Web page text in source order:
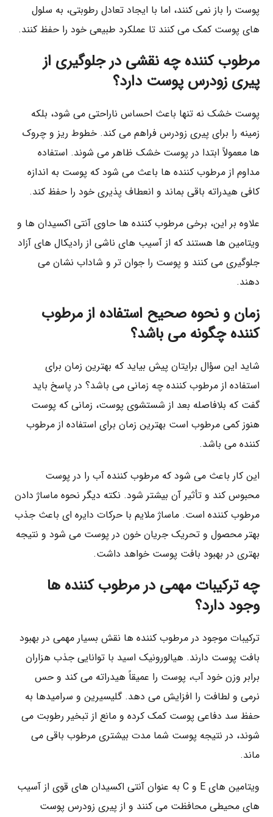
پوست را باز نمی‌ کنند، اما با ایجاد تعادل رطوبتی، به سلول‌
های پوست کمک می‌ کنند تا عملکرد طبیعی خود را حفظ کنند.
مرطوب‌ کننده چه نقشی در جلوگیری از
پیری زودرس پوست دارد؟
پوست خشک نه تنها باعث احساس ناراحتی می‌ شود، بلکه
زمینه را برای پیری زودرس فراهم می‌ کند. خطوط ریز و چروک‌
ها معمولاً ابتدا در پوست خشک ظاهر می‌ شوند. استفاده
مداوم از مرطوب‌ کننده‌ ها باعث می‌ شود که پوست به اندازه
کافی هیدراته باقی بماند و انعطاف‌ پذیری خود را حفظ کند.
علاوه بر این، برخی مرطوب‌ کننده‌ ها حاوی آنتی‌ اکسیدان‌ ها و
ویتامین‌ ها هستند که از آسیب‌ های ناشی از رادیکال‌ های آزاد
جلوگیری می‌ کنند و پوست را جوان‌ تر و شاداب‌ نشان می‌
دهند.
زمان و نحوه صحیح استفاده از مرطوب‌
کننده چگونه می باشد؟
شاید این سؤال برایتان پیش بیاید که بهترین زمان برای
استفاده از مرطوب‌ کننده چه زمانی می باشد؟ در پاسخ باید
گفت که بلافاصله بعد از شستشوی پوست، زمانی که پوست
هنوز کمی مرطوب است بهترین زمان برای استفاده از مرطوب
کننده می باشد.
این کار باعث می‌ شود که مرطوب‌ کننده آب را در پوست
محبوس کند و تأثیر آن بیشتر شود. نکته دیگر نحوه ماساژ دادن
مرطوب‌ کننده است. ماساژ ملایم با حرکات دایره‌ ای باعث جذب
بهتر محصول و تحریک جریان خون در پوست می‌ شود و نتیجه
بهتری در بهبود بافت پوست خواهد داشت.
چه ترکیبات مهمی در مرطوب‌ کننده‌ ها
وجود دارد؟
ترکیبات موجود در مرطوب‌ کننده‌ ها نقش بسیار مهمی در بهبود
بافت پوست دارند. هیالورونیک اسید با توانایی جذب هزاران
برابر وزن خود آب، پوست را عمیقاً هیدراته می‌ کند و حس
نرمی و لطافت را افزایش می‌ دهد. گلیسیرین و سرامیدها به
حفظ سد دفاعی پوست کمک کرده و مانع از تبخیر رطوبت می‌
شوند، در نتیجه پوست شما مدت بیشتری مرطوب باقی می‌
ماند.
ویتامین‌ های E و C به عنوان آنتی‌ اکسیدان‌ های قوی از آسیب‌
های محیطی محافظت می‌ کنند و از پیری زودرس پوست